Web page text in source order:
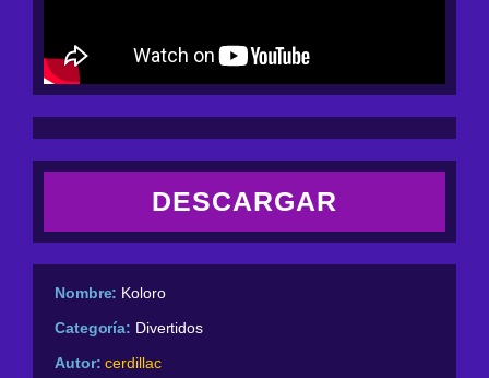
DESCARGAR
Nombre: Koloro
Categoría: Divertidos
Autor: cerdillac